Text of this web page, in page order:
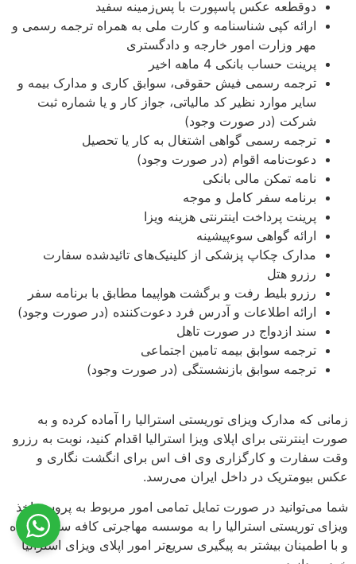
دوقطعه عکس پاسپورت با پس‌زمینه سفید
ارائه کپی شناسنامه و کارت ملی به همراه ترجمه رسمی و
مهر وزارت امور خارجه و دادگستری
پرینت حساب بانکی 4 ماهه اخیر
ترجمه رسمی فیش حقوقی، سوابق کاری و مدارک بیمه و
سایر موارد نظیر کد مالیاتی، جواز کار و یا شماره ثبت
شرکت (در صورت وجود)
ترجمه رسمی گواهی اشتغال به کار یا تحصیل
دعوت‌نامه اقوام (در صورت وجود)
نامه تمکن مالی بانکی
برنامه سفر کامل و موجه
پرینت پرداخت اینترنتی هزینه ویزا
ارائه گواهی سوءپیشینه
مدارک چکاپ پزشکی از کلینیک‌های تائید‌شده سفارت
رزرو هتل
رزرو بلیط رفت و برگشت هواپیما مطابق با برنامه سفر
ارائه اطلاعات و آدرس فرد دعوت‌کننده (در صورت وجود)
سند ازدواج در صورت تاهل
ترجمه سوابق بیمه تامین اجتماعی
ترجمه سوابق بازنشستگی (در صورت وجود)
زمانی که مدارک ویزای توریستی استرالیا را آماده کرده و به
صورت اینترنتی برای اپلای ویزا استرالیا اقدام کنید، نوبت به رزرو
وقت سفارت و کارگزاری وی اف اس برای انگشت نگاری و
عکس بیومتریک در داخل ایران می‌رسد.
شما می‌توانید در صورت تمایل تمامی امور مربوط به پروسه اخذ
ویزای توریستی استرالیا را به موسسه مهاجرتی کافه سفر سپرده
و با اطمینان بیشتر به پیگیری سریع‌تر امور اپلای ویزای استرالیا